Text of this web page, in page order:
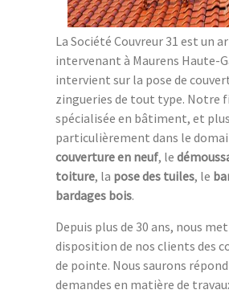
La Société Couvreur 31 est un
intervenant à Maurens Haute-
intervient sur la pose de
zingueries de tout type. Notre
spécialisée en bâtiment, et plus
particulièrement dans le
couverture en neuf, le
toiture, la pose des tuiles, le
bardages bois.
Depuis plus de 30 ans, nous
disposition de nos clients des
de pointe. Nous saurons
demandes en matière de